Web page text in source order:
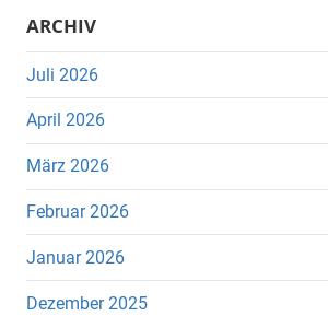
ARCHIV
Juli 2026
April 2026
März 2026
Februar 2026
Januar 2026
Dezember 2025